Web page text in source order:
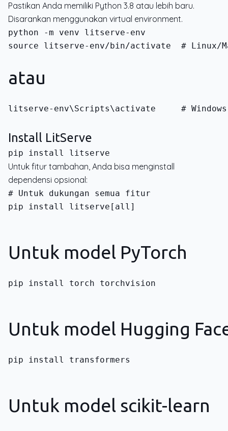
Pastikan Anda memiliki Python 3.8 atau lebih baru.
Disarankan menggunakan virtual environment.
source litserve-env/bin/activate  # Linux/
atau
litserve-env\Scripts\activate     # Windows
Install LitServe
Untuk fitur tambahan, Anda bisa menginstall
dependensi opsional:
pip install litserve[all]
Untuk model PyTorch
pip install torch torchvision
Untuk model Hugging
pip install transformers
Untuk model scikit-learn